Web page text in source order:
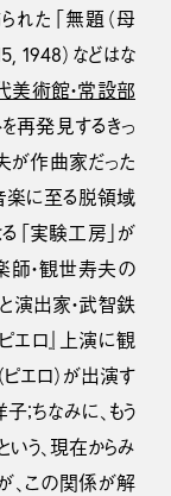
れた「無題（母
1948）などはな
術館・常設部
を再発見するきっ
が作曲家だった
楽に至る脱領域
「実験工房」が
師・観世寿夫の
演出家・武智鉄
エロ』上演に観
エロ）が出演す
；ちなみに、もう
う、現在からみ
、この関係が解